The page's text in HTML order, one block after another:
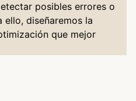
posibles errores o
ello, diseñaremos la
que mejor